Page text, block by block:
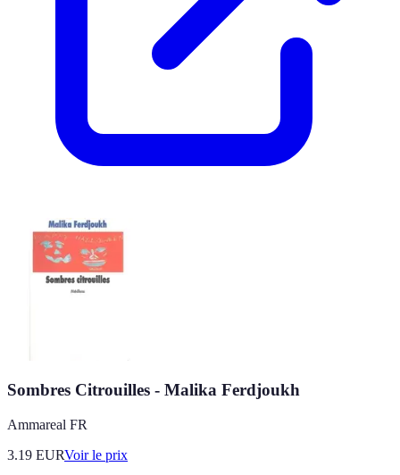
Sombres Citrouilles - Malika Ferdjoukh
Ammareal FR
3.19 EURVoir le prix